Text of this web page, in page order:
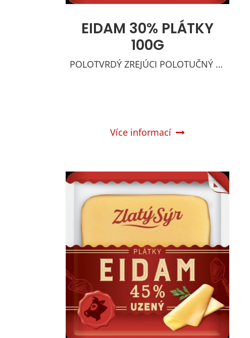
EIDAM 30% PLÁTKY
100G
POLOTVRDÝ ZREJÚCI POLOTUČNÝ SYR
Více informací